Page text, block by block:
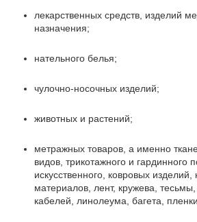
лекарственных средств, изделий
назначения;
нательного белья;
чулочно-носочных изделий;
животных и растений;
метражных товаров, а именно
видов, трикотажного и гардинного
искусственного, ковровых изделий,
материалов, лент, кружева,
кабелей, линолеума, багета,